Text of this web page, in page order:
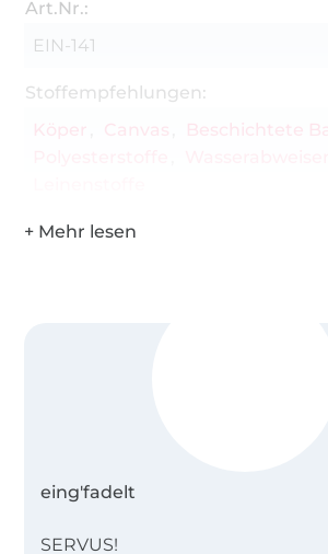
Art.Nr.:
EIN-141
Stoffempfehlungen:
Köper
Canvas
Beschichtete
eing'fadelt
SERVUS!